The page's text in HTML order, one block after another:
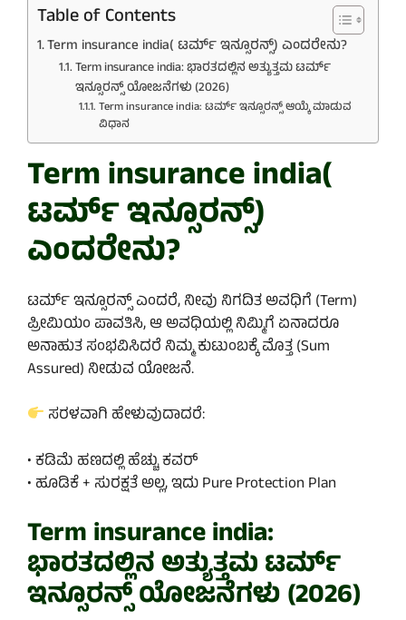
Table of Contents
Term insurance india( ಟರ್ಮ್ ಇನ್ಸೂರನ್ಸ್) ಎಂದರೇನು?
Term insurance india: ಭಾರತದಲ್ಲಿನ ಅತ್ಯುತ್ತಮ ಟರ್ಮ್
ಇನ್ಸೂರನ್ಸ್ ಯೋಜನೆಗಳು (2026)
Term insurance india: ಟರ್ಮ್ ಇನ್ಸೂರನ್ಸ್ ಆಯ್ಕೆ ಮಾಡುವ
ವಿಧಾನ
Term insurance india(
ಟರ್ಮ್ ಇನ್ಸೂರನ್ಸ್)
ಎಂದರೇನು?
ಟರ್ಮ್ ಇನ್ಸೂರನ್ಸ್ ಎಂದರೆ, ನೀವು ನಿಗದಿತ ಅವಧಿಗೆ (Term)
ಪ್ರೀಮಿಯಂ ಪಾವತಿಸಿ, ಆ ಅವಧಿಯಲ್ಲಿ ನಿಮ್ಮಿಗೆ ಏನಾದರೂ
ಅನಾಹುತ ಸಂಭವಿಸಿದರೆ ನಿಮ್ಮ ಕುಟುಂಬಕ್ಕೆ ಮೊತ್ತ (Sum
Assured) ನೀಡುವ ಯೋಜನೆ.
ಸರಳವಾಗಿ ಹೇಳುವುದಾದರೆ:
• ಕಡಿಮೆ ಹಣದಲ್ಲಿ ಹೆಚ್ಚು ಕವರ್
• ಹೂಡಿಕೆ + ಸುರಕ್ಷತೆ ಅಲ್ಲ, ಇದು Pure Protection Plan
Term insurance india:
ಭಾರತದಲ್ಲಿನ ಅತ್ಯುತ್ತಮ ಟರ್ಮ್
ಇನ್ಸೂರನ್ಸ್ ಯೋಜನೆಗಳು (2026)